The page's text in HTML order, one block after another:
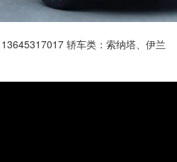
轿车类：索纳塔、伊兰